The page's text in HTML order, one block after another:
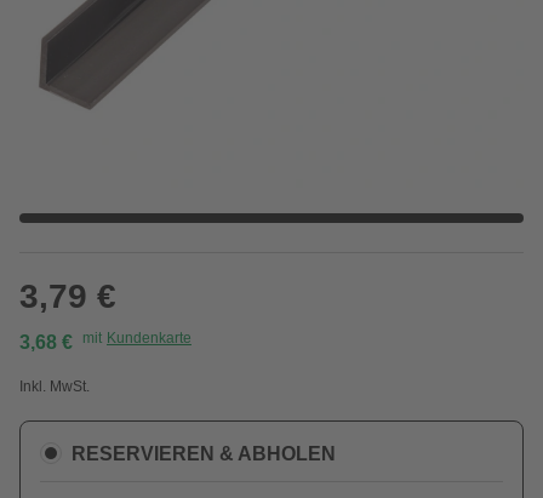
3,79 €
3,68 € mit Kundenkarte
Inkl. MwSt.
RESERVIEREN & ABHOLEN